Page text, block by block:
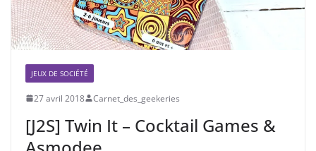
JEUX DE SOCIÉTÉ
27 avril 2018 Carnet_des_geekeries
[J2S] Twin It – Cocktail Games &